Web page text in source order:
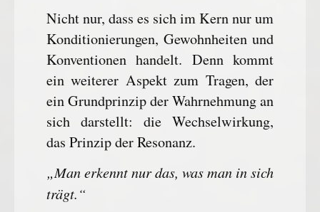
Nicht nur, dass es sich im Kern nur um
Konditionierungen, Gewohnheiten und
Konventionen handelt. Denn kommt
ein weiterer Aspekt zum Tragen, der
ein Grundprinzip der Wahrnehmung an
sich darstellt: die Wechselwirkung,
das Prinzip der Resonanz.
„Man erkennt nur das, was man in sich
trägt.“